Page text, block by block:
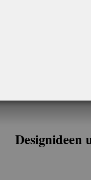
Designideen